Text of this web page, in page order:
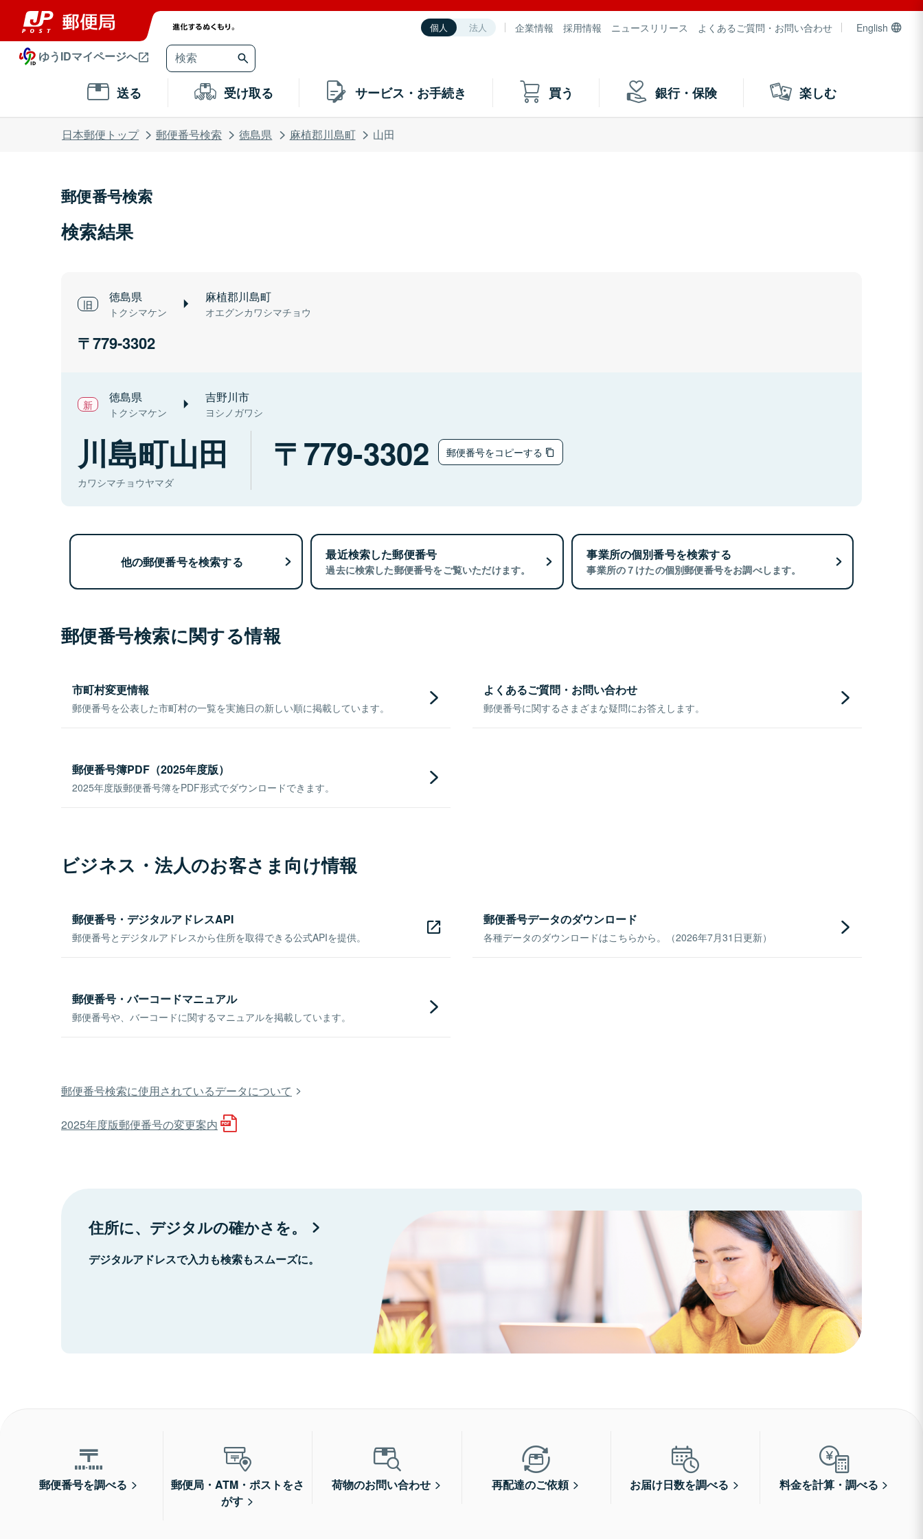
個人 法人 企業情報 採用情報 ニュースリリース よくあるご質問・お問い合わせ English
ゆうIDマイページへ
送る 受け取る サービス・お手続き 買う 銀行・保険 楽しむ
日本郵便トップ 郵便番号検索 徳島県 麻植郡川島町 山田
郵便番号検索
検索結果
徳島県
トクシマケン
麻植郡川島町
オエグンカワシマチョウ
779-3302
徳島県
トクシマケン
吉野川市
ヨシノガワシ
川島町山田
カワシマチョウヤマダ
779-3302 郵便番号をコピーする
他の郵便番号を検索する 最近検索した郵便番号
過去に検索した郵便番号をご覧いただけます。
事業所の個別番号を検索する
事業所の７けたの個別郵便番号をお調べします。
郵便番号検索に関する情報
市町村変更情報
郵便番号を公表した市町村の一覧を実施日の新しい順に掲載しています。
よくあるご質問・お問い合わせ
郵便番号に関するさまざまな疑問にお答えします。
郵便番号簿PDF（2025年度版）
2025年度版郵便番号簿をPDF形式でダウンロードできます。
ビジネス・法人のお客さま向け情報
郵便番号・デジタルアドレスAPI
郵便番号とデジタルアドレスから住所を取得できる公式APIを提供。
郵便番号データのダウンロード
各種データのダウンロードはこちらから。（2026年7月31日更新）
郵便番号・バーコードマニュアル
郵便番号や、バーコードに関するマニュアルを掲載しています。
郵便番号検索に使用されているデータについて
2025年度版郵便番号の変更案内
住所に、デジタルの確かさを。
デジタルアドレスで入力も検索もスムーズに。
郵便番号を調べる
郵便局・ATM・ポストをさ
がす
荷物のお問い合わせ 再配達のご依頼 お届け日数を調べる 料金を計算・調べる